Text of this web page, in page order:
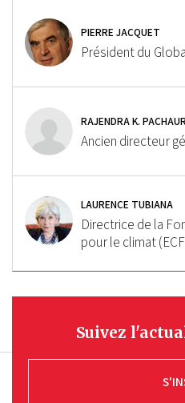
PIERRE JACQUET
Président du
RAJENDRA K.
Ancien directeur
LAURENCE TUBIANA
Directrice de la
pour le climat
Suivez